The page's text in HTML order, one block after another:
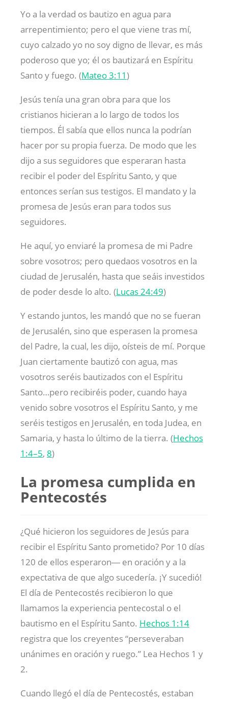
Yo a la verdad os bautizo en agua para
arrepentimiento; pero el que viene tras mí,
cuyo calzado yo no soy digno de llevar, es más
poderoso que yo; él os bautizará en Espíritu
Santo y fuego. (Mateo 3:11)
Jesús tenía una gran obra para que los
cristianos hicieran a lo largo de todos los
tiempos. Él sabía que ellos nunca la podrían
hacer por su propia fuerza. De modo que les
dijo a sus seguidores que esperaran hasta
recibir el poder del Espíritu Santo, y que
entonces serían sus testigos. El mandato y la
promesa de Jesús eran para todos sus
seguidores.
He aquí, yo enviaré la promesa de mi Padre
sobre vosotros; pero quedaos vosotros en la
ciudad de Jerusalén, hasta que seáis investidos
de poder desde lo alto. (Lucas 24:49)
Y estando juntos, les mandó que no se fueran
de Jerusalén, sino que esperasen la promesa
del Padre, la cual, les dijo, oísteis de mí. Porque
Juan ciertamente bautizó con agua, mas
vosotros seréis bautizados con el Espíritu
Santo…pero recibiréis poder, cuando haya
venido sobre vosotros el Espíritu Santo, y me
seréis testigos en Jerusalén, en toda Judea, en
Samaria, y hasta lo último de la tierra. (Hechos
1:4–5, 8)
La promesa cumplida en
Pentecostés
¿Qué hicieron los seguidores de Jesús para
recibir el Espíritu Santo prometido? Por 10 días
120 de ellos esperaron― en oración y a la
expectativa de que algo sucedería. ¡Y sucedió!
El día de Pentecostés recibieron lo que
llamamos la experiencia pentecostal o el
bautismo en el Espíritu Santo. Hechos 1:14
registra que los creyentes “perseveraban
unánimes en oración y ruego.” Lea Hechos 1 y
2.
Cuando llegó el día de Pentecostés, estaban